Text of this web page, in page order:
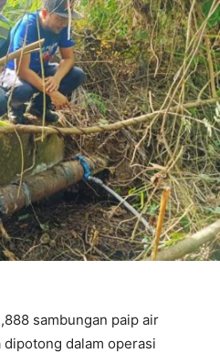
sambungan paip air
dalam operasi